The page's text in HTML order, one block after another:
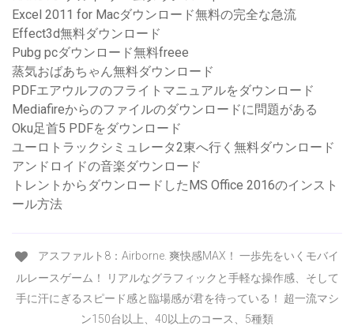
Excel 2011 for Macダウンロード無料の完全な急流
Effect3d無料ダウンロード
Pubg pcダウンロード無料freee
蒸気おばあちゃん無料ダウンロード
PDFエアウルフのフライトマニュアルをダウンロード
Mediafireからのファイルのダウンロードに問題がある
Oku足首5 PDFをダウンロード
ユーロトラックシミュレータ2東へ行く無料ダウンロード
アンドロイドの音楽ダウンロード
トレントからダウンロードしたMS Office 2016のインスト
ール方法
アスファルト8：Airborne. 爽快感MAX！ 一歩先をいくモバイ
ルレースゲーム！ リアルなグラフィックと手軽な操作感、そして
手に汗にぎるスピード感と臨場感が君を待っている！ 超一流マシ
ン150台以上、40以上のコース、5種類